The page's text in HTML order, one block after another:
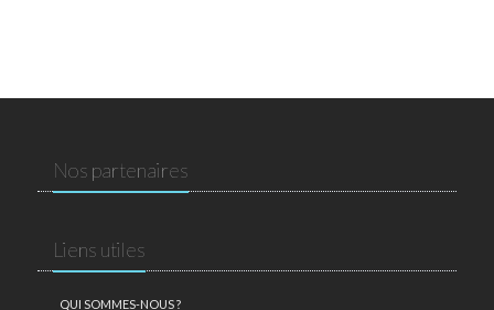
Nos partenaires
Liens utiles
QUI SOMMES-NOUS ?